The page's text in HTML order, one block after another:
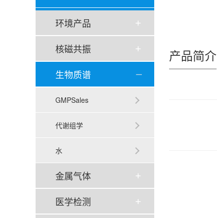
环境产品
核磁共振
生物质谱
GMPSales
代谢组学
水
金属气体
医学检测
产品简介